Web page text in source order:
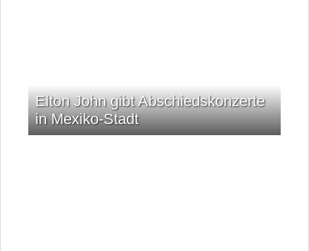
Elton John gibt Abschiedskonzerte
in Mexiko-Stadt